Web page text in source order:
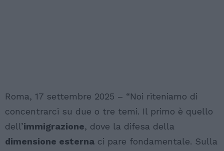
Roma, 17 settembre 2025 – “Noi riteniamo di
concentrarci su due o tre temi. Il primo è quello
dell’immigrazione, dove la difesa della
dimensione esterna ci pare fondamentale. Sulla